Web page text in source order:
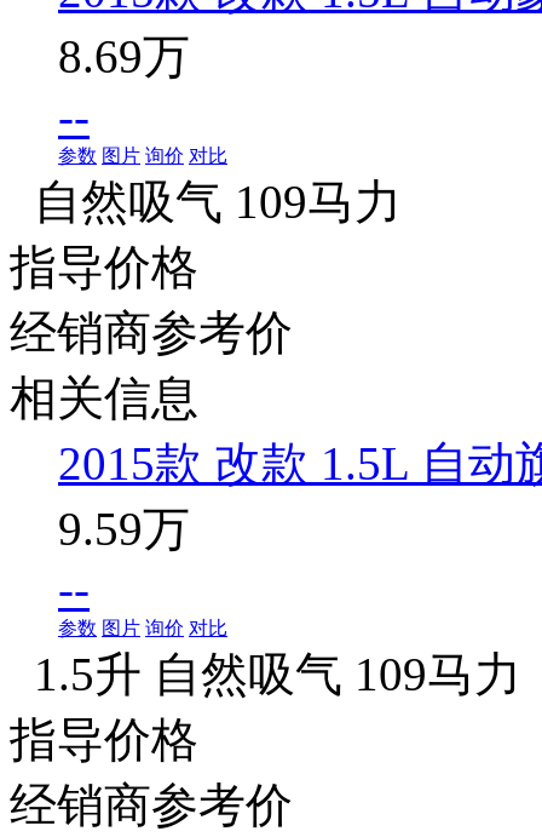
8.69万
--
参数 图片 询价 对比
自然吸气 109马力
指导价格
经销商参考价
相关信息
2015款 改款 1.5L 自动
9.59万
--
参数 图片 询价 对比
1.5升 自然吸气 109马力
指导价格
经销商参考价